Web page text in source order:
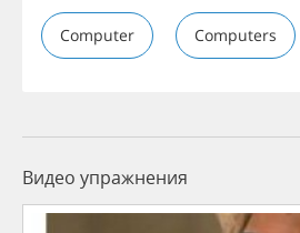
Computer Computers
Видео упражнения